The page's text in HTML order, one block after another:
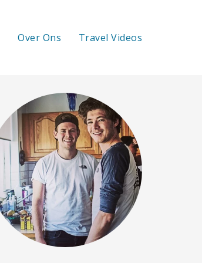
Over Ons Travel Videos